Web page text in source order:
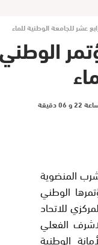
عشر للجامعة الوطنية للماء
المنضوية
الوطني
2025 بالمقر المركزي للاتحاد
الفعلي
الوطنية